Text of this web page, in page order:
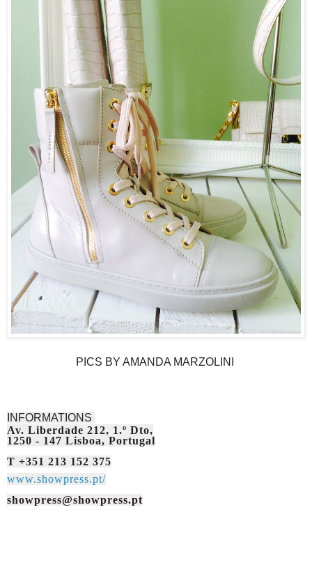
PICS BY AMANDA MARZOLINI
INFORMATIONS
Av. Liberdade 212, 1.º Dto,
1250 - 147 Lisboa, Portugal
T +351 213 152 375
www.showpress.pt/
showpress@showpress.pt